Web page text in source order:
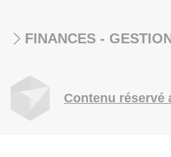
FINANCES -
Contenu réservé